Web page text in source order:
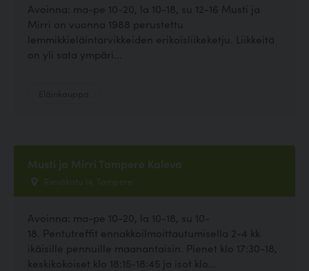
Avoinna: ma-pe 10-20, la 10-18, su 12-16 Musti ja
Mirri on vuonna 1988 perustettu
lemmikkieläintarvikkeiden erikoisliikeketju. Liikkeitä
on yli sata ympäri...
Musti ja Mirri Tampere Kaleva
Rieväkatu 14, Tampere
Avoinna: ma-pe 10-20, la 10-18, su 10-
18. Pentutreffit ennakkoilmoittautumisella 2-4 kk
ikäisille pennuille maanantaisin. Pienet klo 17:30-18,
keskikokoiset klo 18:15-18:45 ja isot klo...